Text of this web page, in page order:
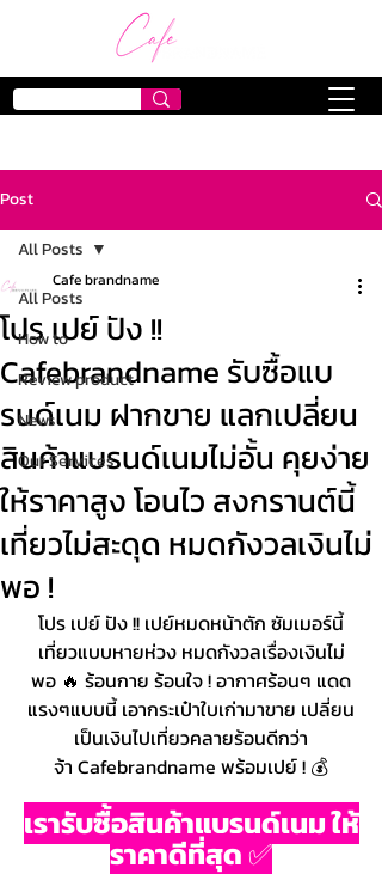
Post
All Posts
How to
Review product
News
Our Services
All Posts
โปร เปย์ ปัง !!
Cafebrandname รับซื้อแบ
รนด์เนม ฝากขาย แลกเปลี่ยน
สินค้าแบรนด์เนมไม่อั้น คุยง่าย
ให้ราคาสูง โอนไว สงกรานต์นี้
เที่ยวไม่สะดุด หมดกังวลเงินไม่
พอ !
Cafe brandname
โปร เปย์ ปัง !! เปย์หมดหน้าตัก ซัมเมอร์นี้
เที่ยวแบบหายห่วง หมดกังวลเรื่องเงินไม่
พอ 🔥 ร้อนกาย ร้อนใจ ! อากาศร้อนๆ แดด
แรงๆแบบนี้ เอากระเป๋าใบเก่ามาขาย เปลี่ยน
เป็นเงินไปเที่ยวคลายร้อนดีกว่า
จ้า Cafebrandname พร้อมเปย์ ! 💰
เรารับซื้อสินค้าแบรนด์เนม ให้
ราคาดีที่สุด ✅